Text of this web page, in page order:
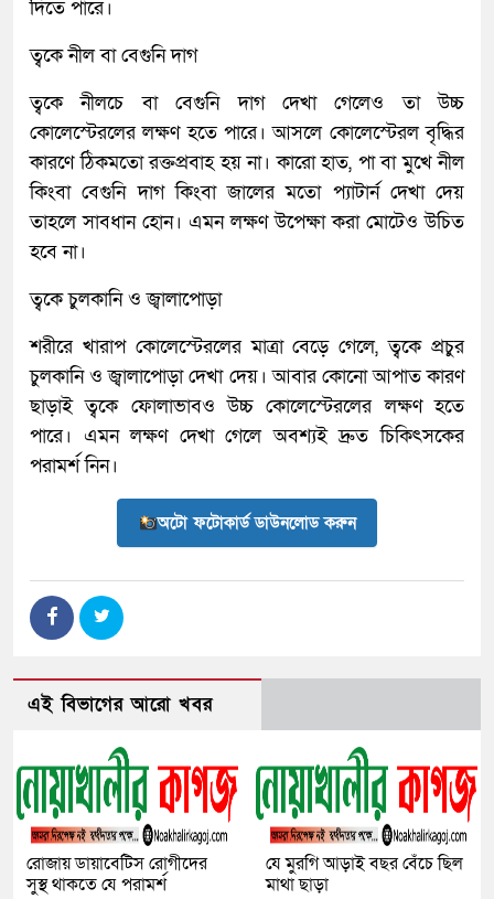
দিতে পারে।
ত্বকে নীল বা বেগুনি দাগ
ত্বকে নীলচে বা বেগুনি দাগ দেখা গেলেও তা উচ্চ
কোলেস্টেরলের লক্ষণ হতে পারে। আসলে কোলেস্টেরল বৃদ্ধির
কারণে ঠিকমতো রক্তপ্রবাহ হয় না। কারো হাত, পা বা মুখে নীল
কিংবা বেগুনি দাগ কিংবা জালের মতো প্যাটার্ন দেখা দেয়
তাহলে সাবধান হোন। এমন লক্ষণ উপেক্ষা করা মোটেও উচিত
হবে না।
ত্বকে চুলকানি ও জ্বালাপোড়া
শরীরে খারাপ কোলেস্টেরলের মাত্রা বেড়ে গেলে, ত্বকে প্রচুর
চুলকানি ও জ্বালাপোড়া দেখা দেয়। আবার কোনো আপাত কারণ
ছাড়াই ত্বকে ফোলাভাবও উচ্চ কোলেস্টেরলের লক্ষণ হতে
পারে। এমন লক্ষণ দেখা গেলে অবশ্যই দ্রুত চিকিৎসকের
পরামর্শ নিন।
অটো ফটোকার্ড ডাউনলোড করুন
এই বিভাগের আরো খবর
রোজায় ডায়াবেটিস রোগীদের
সুস্থ থাকতে যে পরামর্শ
যে মুরগি আড়াই বছর বেঁচে ছিল
মাথা ছাড়া